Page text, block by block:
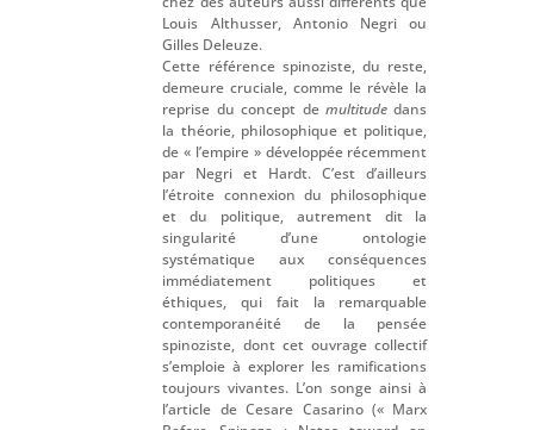
Louis Althusser, Antonio Negri ou
Gilles Deleuze.
Cette référence spinoziste, du reste,
demeure cruciale, comme le révèle la
reprise du concept demultitude dans
la théorie, philosophique et politique,
de « l’empire » développée récemment
par Negri et Hardt. C’est d’ailleurs
l’étroite connexion du philosophique
et du politique, autrement dit la
singularité d’une ontologie
systématique aux conséquences
immédiatement politiques et
éthiques, qui fait la remarquable
contemporanéité de la pensée
spinoziste, dont cet ouvrage collectif
s’emploie à explorer les ramifications
toujours vivantes. L’on songe ainsi à
l’article de Cesare Casarino (« Marx